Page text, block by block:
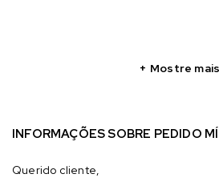
Mostre mais
INFORMAÇÕES SOBRE PEDIDO
Querido cliente,